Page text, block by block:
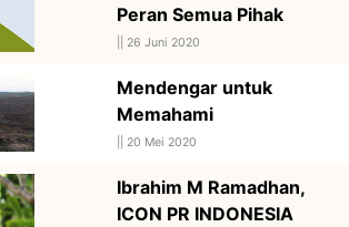
Peran Semua Pihak
26 Juni 2020
Mendengar untuk
Memahami
20 Mei 2020
Ibrahim M Ramadhan,
ICON PR INDONESIA